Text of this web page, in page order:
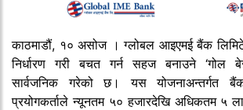
काठमाडौं, १० असोज । ग्लोबल आइएमई बैंक
निर्धारण गरी बचत गर्न सहज बनाउने ‘गोल
सार्वजनिक गरेको छ। यस योजनाअन्तर्गत
प्रयोगकर्ताले न्यूनतम ५० हजारदेखि अधिकतम ५